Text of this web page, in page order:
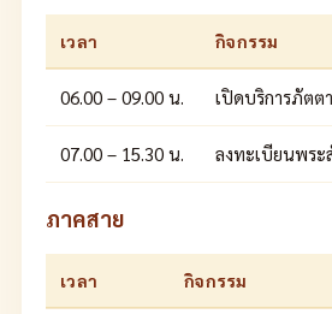
เวลา กิจกรรม
06.00 – 09.00 น. เปิดบริการภัตต
07.00 – 15.30 น. ลงทะเบียนพระ
ภาคสาย
เวลา กิจกรรม